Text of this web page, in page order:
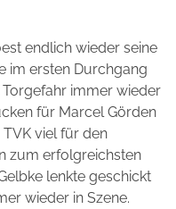
endlich wieder seine
im ersten Durchgang
immer wieder
für Marcel Görden
viel für den
zum erfolgreichsten
lenkte geschickt
wieder in Szene.